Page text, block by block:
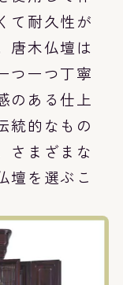
て耐久性が
唐木仏壇は
つ一つ丁寧
のある仕上
統的なもの
さまざまな
壇を選ぶこ